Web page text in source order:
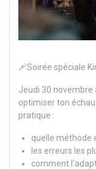
🩹Soirée spéciale
Jeudi 30 novembre
optimiser ton
pratique :
quelle méthode
les erreurs les
comment